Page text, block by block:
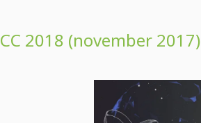
CC 2018 (november 2017)